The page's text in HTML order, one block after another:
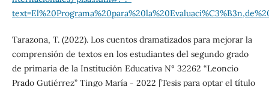
Tarazona, T. (2022). Los cuentos dramatizados para mejorar la
comprensión de textos en los estudiantes del segundo grado
de primaria de la Institución Educativa N° 32262 “Leoncio
Prado Gutiérrez” Tingo María - 2022 [Tesis para optar el título